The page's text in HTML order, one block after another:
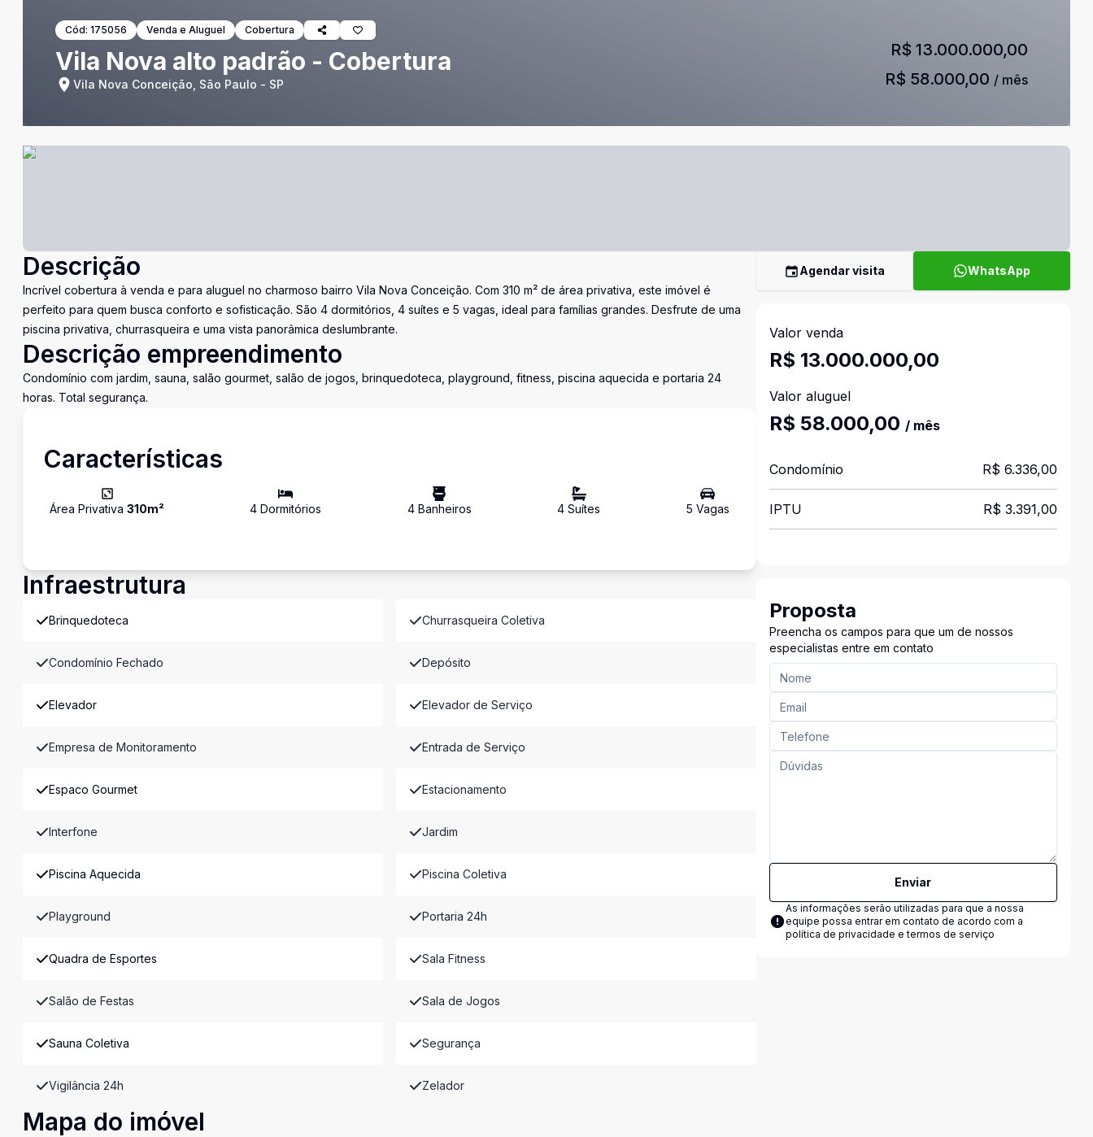
Cód: 175056 Venda e Aluguel Cobertura
Vila Nova alto padrão - Cobertura
Vila Nova Conceição, São Paulo - SP
R$ 13.000.000,00
R$ 58.000,00 / mês
Descrição
Incrível cobertura à venda e para aluguel no charmoso bairro Vila Nova Conceição. Com 310 m² de área privativa, este imóvel é
perfeito para quem busca conforto e sofisticação. São 4 dormitórios, 4 suítes e 5 vagas, ideal para famílias grandes. Desfrute de uma
piscina privativa, churrasqueira e uma vista panorâmica deslumbrante.
Descrição empreendimento
Condomínio com jardim, sauna, salão gourmet, salão de jogos, brinquedoteca, playground, fitness, piscina aquecida e portaria 24
horas. Total segurança.
Características
Área Privativa 310m² 4 Dormitórios 4Banheiros 4 Suítes 5 Vagas
Infraestrutura
Brinquedoteca Churrasqueira Coletiva
Condomínio Fechado Depósito
Elevador Elevador de Serviço
Empresa de Monitoramento Entrada de Serviço
Espaco Gourmet Estacionamento
Interfone Jardim
Piscina Aquecida Piscina Coletiva
Playground Portaria 24h
Quadra de Esportes Sala Fitness
Salão de Festas Sala de Jogos
Sauna Coletiva Segurança
Vigilância 24h Zelador
Mapa do imóvel
Agendar visita WhatsApp
Valor venda
R$ 13.000.000,00
Valor aluguel
R$ 58.000,00 / mês
Condomínio R$ 6.336,00
IPTU R$ 3.391,00
Proposta
Preencha os campos para que um de nossos
especialistas entre em contato
Enviar
As informações serão utilizadas para que a nossa
equipe possa entrar em contato de acordo com a
política de privacidade e termos de serviço